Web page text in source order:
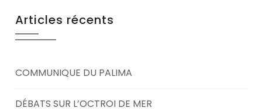
Articles récents
COMMUNIQUE DU PALIMA
DÉBATS SUR L’OCTROI DE MER